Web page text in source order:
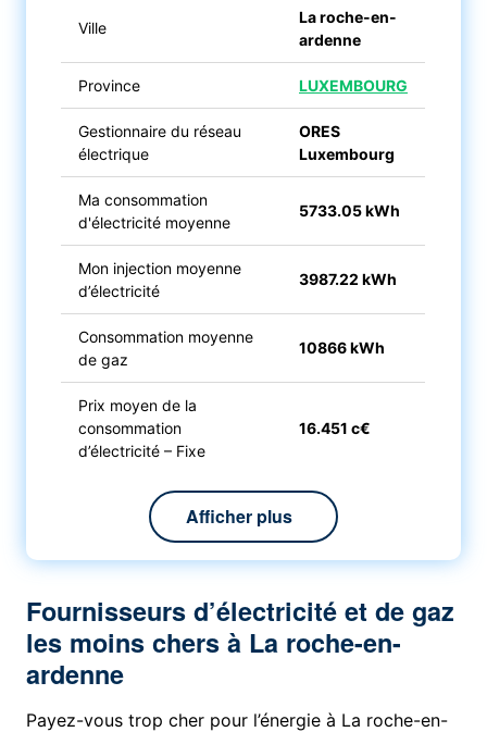
Ville
La roche-en-
ardenne
Province LUXEMBOURG
Gestionnaire du réseau
électrique
ORES
Luxembourg
Ma consommation
d'électricité moyenne
5733.05 kWh
Mon injection moyenne
d’électricité
3987.22 kWh
Consommation moyenne
de gaz
10866 kWh
Prix moyen de la
consommation
d’électricité – Fixe
16.451 c€
Afficher plus
Fournisseurs d’électricité et de gaz
les moins chers à La roche-en-
ardenne
Payez-vous trop cher pour l’énergie à La roche-en-